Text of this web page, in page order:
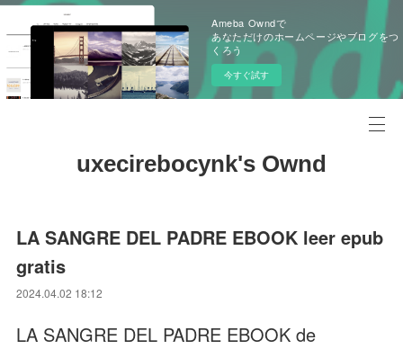
Ameba Owndで
あなただけのホームページやブログをつ
くろう
今すぐ試す
uxecirebocynk's Ownd
LA SANGRE DEL PADRE EBOOK leer epub
gratis
2024.04.02 18:12
LA SANGRE DEL PADRE EBOOK de